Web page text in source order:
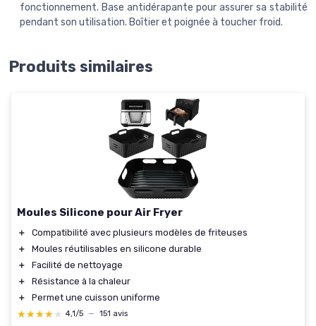
fonctionnement. Base antidérapante pour assurer sa stabilité
pendant son utilisation. Boîtier et poignée à toucher froid.
Produits similaires
Moules Silicone pour Air Fryer
＋
Compatibilité avec plusieurs modèles de friteuses
＋
Moules réutilisables en silicone durable
＋
Facilité de nettoyage
＋
Résistance à la chaleur
＋
Permet une cuisson uniforme
★★★★★
★★★★★ 4,1/5 — 151 avis